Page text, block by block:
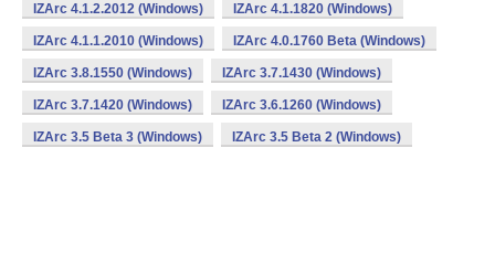
IZArc 4.1.2.2012 (Windows) IZArc 4.1.1820 (Windows)
IZArc 4.1.1.2010 (Windows) IZArc 4.0.1760 Beta (Windows)
IZArc 3.8.1550 (Windows) IZArc 3.7.1430 (Windows)
IZArc 3.7.1420 (Windows) IZArc 3.6.1260 (Windows)
IZArc 3.5 Beta 3 (Windows) IZArc 3.5 Beta 2 (Windows)